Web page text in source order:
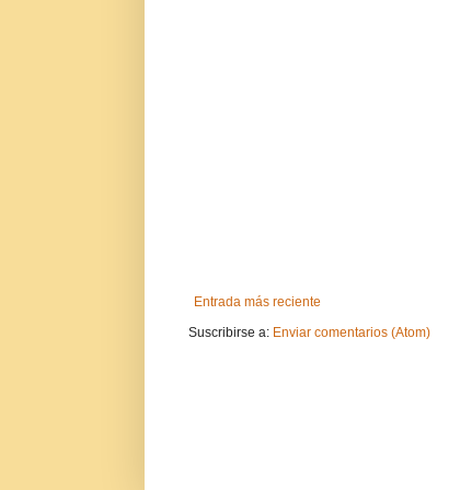
Entrada más reciente
Suscribirse a: Enviar comentarios (Atom)